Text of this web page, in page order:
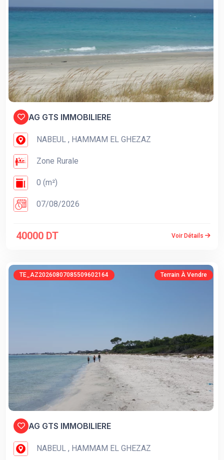
AG GTS IMMOBILIERE
NABEUL , HAMMAM EL GHEZAZ
Zone Rurale
0 (m²)
07/08/2026
40000 DT Voir Détails
TE_AZ20260807085509602164 Terrain À Vendre
AG GTS IMMOBILIERE
NABEUL , HAMMAM EL GHEZAZ